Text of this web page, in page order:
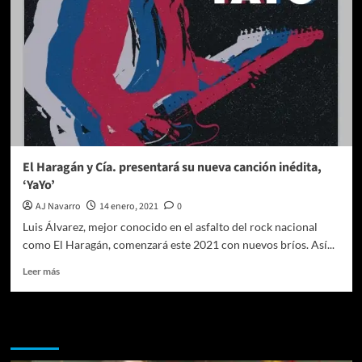
El Haragán y Cía. presentará su nueva canción inédita,
‘YaYo’
AJ Navarro 14 enero, 2021
0
Luis Álvarez, mejor conocido en el asfalto del rock nacional
como El Haragán, comenzará este 2021 con nuevos bríos. Así...
Leer másLeer
y